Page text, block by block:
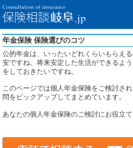
年金保険 保険選びのコツ
公的年金は、いったいどれくらいもらえ
安ですね。将来安定した生活ができるよ
をしておきたいですね。
このページでは個人年金保険をご検討さ
問をピックアップしてまとめています。
あなたの個人年金保険のご検討にお役立て